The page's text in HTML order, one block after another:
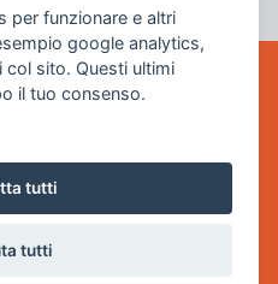
per funzionare e altri
google analytics,
col sito. Questi ultimi
il tuo consenso.
tutti
tutti